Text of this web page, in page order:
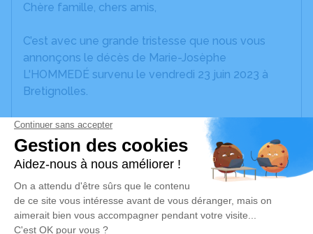
Chère famille, chers amis,
C’est avec une grande tristesse que nous vous
annonçons le décès de Marie-Josèphe
L'HOMMEDÉ survenu le vendredi 23 juin 2023 à
Bretignolles.
Nous vous invitons à utiliser cet espace pour
laisser vos condoléances, partager des photos
souvenirs, une anecdote ou exprimer vos pensées
à travers des poèmes ou des textes. Cet endroit
est un lieu d'expression dédié à honorer la
mémoire de Marie-Josèphe L'HOMMEDÉ.